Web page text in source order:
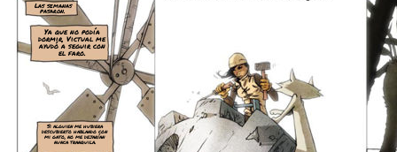
Las semanas
pasaron.
Ya que no podía
dormir, Victual me
ayudó a seguir con
el faro.
Si alguien me hubiera
descubierto hablando con
mi gato, no me dejarían
nunca tranquila.